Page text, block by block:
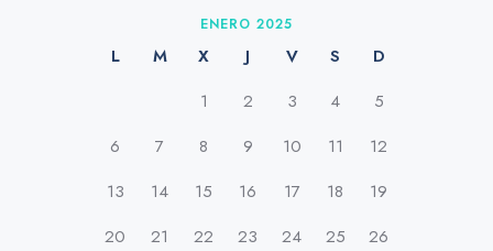
ENERO 2025
L M X J V S
D
1
2 3 4
5
6
7 8 9 10 11
12
13
14 15 16 17 18
19
20
21 22 23 24 25
26